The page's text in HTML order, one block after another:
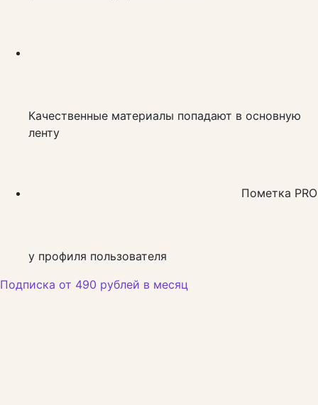
Качественные материалы попадают в основную
ленту
Пометка PRO
у профиля пользователя
Подписка от 490 рублей в месяц